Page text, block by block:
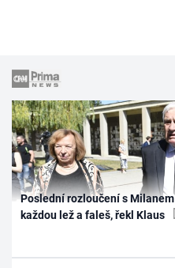
Poslední rozloučení s
každou lež a faleš, řekl Klaus